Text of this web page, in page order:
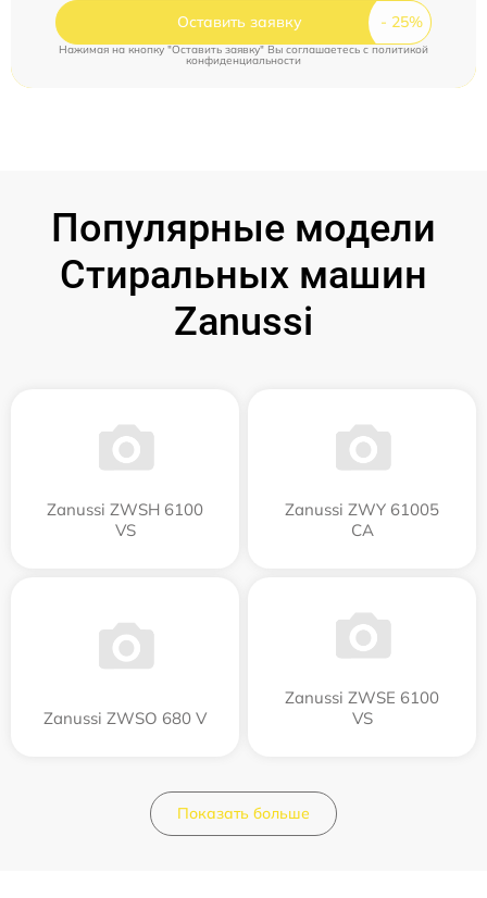
Оставить заявку
Нажимая на кнопку "Оставить заявку" Вы соглашаетесь cполитикой
конфиденциальности
Популярные модели
Стиральных машин
Zanussi
Zanussi ZWSH 6100
VS
Zanussi ZWY 61005
CA
Zanussi ZWSO 680 V
Zanussi ZWSE 6100
VS
Показать больше